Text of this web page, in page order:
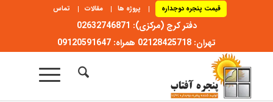
قیمت پنجره دوجداره پروژه ها مقالات تماس
دفتر کرج (مرکزی): 02632746871
تهران: 02128425718 همراه: 09120591647